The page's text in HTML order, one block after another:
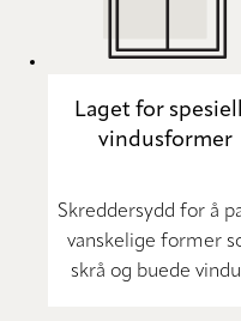
Laget for
vindusformer
Skreddersydd for å
vanskelige former
skrå og buede